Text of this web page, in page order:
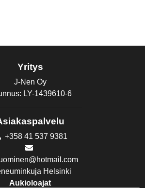
Yritys
J-Nen Oy
LY-1439610-6
+358 41 537 9381
Helsinki
Aukioloajat